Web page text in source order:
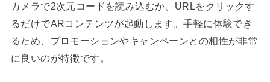
カメラで2次元コードを読み込むか、URLをクリックす
るだけでARコンテンツが起動します。手軽に体験でき
るため、プロモーションやキャンペーンとの相性が非常
に良いのが特徴です。